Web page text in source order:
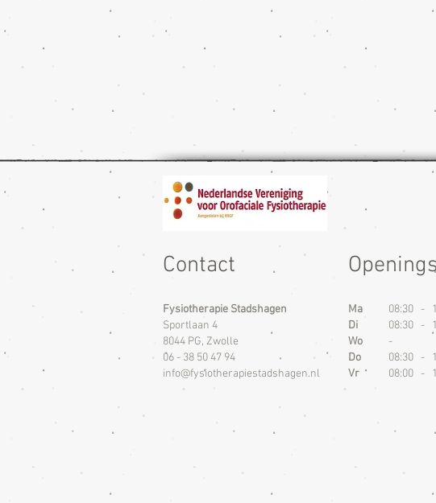
Contact
Fysiotherapie Stadshagen
Sportlaan 4
8044 PG, Zwolle
06 - 38 50 47 94
info@fysiotherapiestadshagen.nl
Ma
Di
Wo
Do
Vr
08:30 -
08:30 -
-
08:30 -
08:00 -